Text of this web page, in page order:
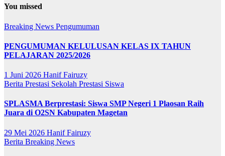
You missed
Breaking News Pengumuman
PENGUMUMAN KELULUSAN KELAS IX TAHUN
PELAJARAN 2025/2026
1 Juni 2026 Hanif Fairuzy
Berita Prestasi Sekolah Prestasi Siswa
SPLASMA Berprestasi: Siswa SMP Negeri 1 Plaosan Raih
Juara di O2SN Kabupaten Magetan
29 Mei 2026 Hanif Fairuzy
Berita Breaking News